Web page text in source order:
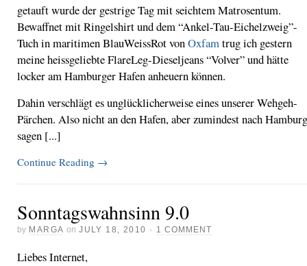
getauft wurde der gestrige Tag mit seichtem Matrosentum.
Bewaffnet mit Ringelshirt und dem “Ankel-Tau-Eichelzweig”-
Tuch in maritimen BlauWeissRot vonOxfamtrug ich gestern
meine heissgeliebte FlareLeg-Dieseljeans “Volver” und hätte
locker am Hamburger Hafen anheuern können.
Dahin verschlägt es unglücklicherweise eines unserer Wehgeh-
Pärchen. Also nicht an den Hafen, aber zumindest nach
sagen [...]
Continue Reading →
Sonntagswahnsinn 9.0
by MARGA on JULY 18, 2010 · 1 COMMENT
Liebes Internet,